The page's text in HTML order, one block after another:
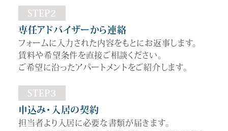
STEP2
専任アドバイザーから連絡
フォームに入力された内容をもとにお返事します。
賃料や希望条件を直接ご相談ください。
ご希望に沿ったアパートメントをご紹介します。
STEP3
申込み・入居の契約
担当者より入居に必要な書類が届きます。